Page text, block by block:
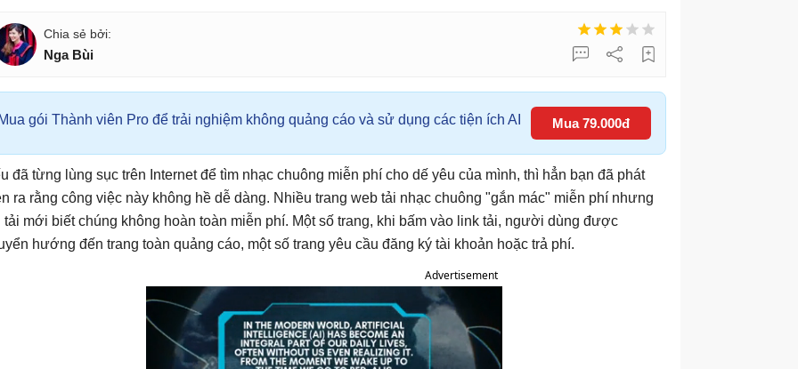
Nga Bùi
gói Thành viên Pro để trải nghiệm không quảng cáo và sử dụng các tiện ích AI Mua 79.000đ
đã từng lùng sục trên Internet để tìm nhạc chuông miễn phí cho dế yêu của mình, thì hẳn bạn đã phát
ra rằng công việc này không hề dễ dàng. Nhiều trang web tải nhạc chuông "gắn mác" miễn phí nhưng
tải mới biết chúng không hoàn toàn miễn phí. Một số trang, khi bấm vào link tải, người dùng được
hướng đến trang toàn quảng cáo, một số trang yêu cầu đăng ký tài khoản hoặc trả phí.
Advertisement